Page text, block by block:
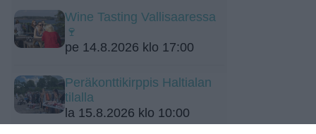
Wine Tasting Vallisaaressa
🍷
pe 14.8.2026 klo 17:00
Peräkonttikirppis Haltialan
tilalla
la 15.8.2026 klo 10:00